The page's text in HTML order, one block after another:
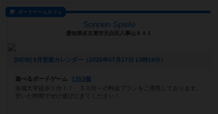
ボードゲームカフェ
Sonnen Spiele
愛知県名古屋市天白区八事山６４１
[NEW] 8月営業カレンダー（2026年07月17日 13時19分）
遊べるボードゲーム
1353個
名城大学徒歩１分！！ ３０分～の料金プランをご用意しております。
空いた時間でぜひ遊びにきてください！